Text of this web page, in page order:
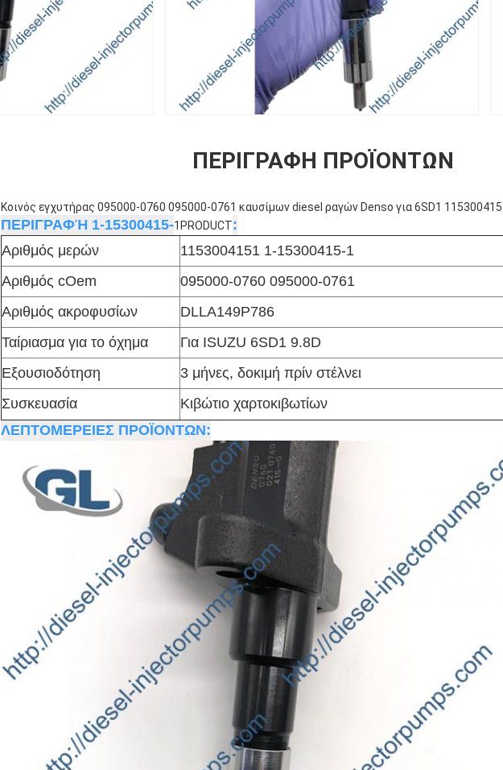
ΠΕΡΙΓΡΑΦΉ ΠΡΟΪΌΝΤΩΝ
Κοινός εγχυτήρας 095000-0760 095000-0761 καυσίμων diesel ραγών Denso για 6SD1
ΠΕΡΙΓΡΑΦΉ 1-15300415-1PRODUCT:
Αριθμός μερών
1153004151 1-15300415-1
Αριθμός cOem
095000-0760 095000-0761
Αριθμός ακροφυσίων
DLLA149P786
Ταίριασμα για το όχημα
Για ISUZU 6SD1 9.8D
Εξουσιοδότηση
3 μήνες, δοκιμή πρίν στέλνει
Συσκευασία
Κιβώτιο χαρτοκιβωτίων
ΛΕΠΤΟΜΕΡΕΙΕΣ ΠΡΟΪΟΝΤΩΝ: